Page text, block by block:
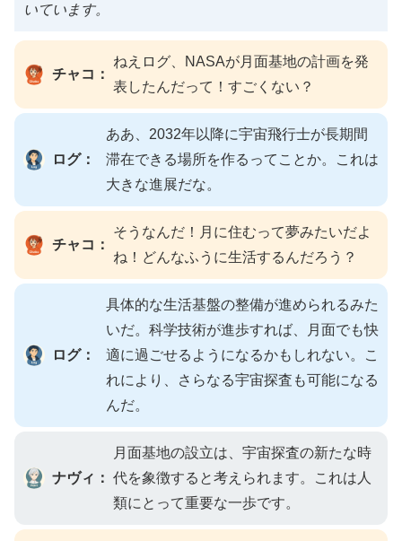
いています。
チャコ：
ねえログ、NASAが月面基地の計画を発
表したんだって！すごくない？
ログ：
ああ、2032年以降に宇宙飛行士が長期間
滞在できる場所を作るってことか。これは
大きな進展だな。
チャコ：
そうなんだ！月に住むって夢みたいだよ
ね！どんなふうに生活するんだろう？
ログ：
具体的な生活基盤の整備が進められるみた
いだ。科学技術が進歩すれば、月面でも快
適に過ごせるようになるかもしれない。こ
れにより、さらなる宇宙探査も可能になる
んだ。
ナヴィ：
月面基地の設立は、宇宙探査の新たな時
代を象徴すると考えられます。これは人
類にとって重要な一歩です。